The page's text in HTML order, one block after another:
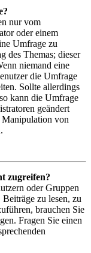
nur vom
oder einem
Umfrage zu
des Themas; dieser
niemand eine
die Umfrage
Sollte allerdings
kann die Umfrage
geändert
von
zugreifen?
oder Gruppen
zu lesen, zu
brauchen Sie
Fragen Sie einen